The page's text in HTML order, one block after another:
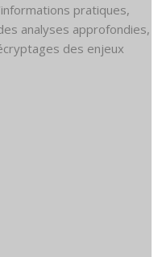
pratiques,
analyses approfondies,
des enjeux